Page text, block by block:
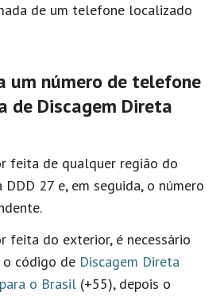
de um telefone localizado
um número de telefone
de Discagem Direta
feita de qualquer região do
DDD 27 e, em seguida, o número
feita do exterior, é necessário
o código de Discagem Direta
o Brasil (+55), depois o